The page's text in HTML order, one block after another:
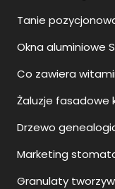
Tanie
Okna aluminiowe
Co zawiera
Żaluzje fasadowe
Drzewo
Marketing
Granulaty